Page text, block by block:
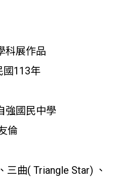
科展作品
國113年
強國民中學
倫
三曲( Triangle Star) 、